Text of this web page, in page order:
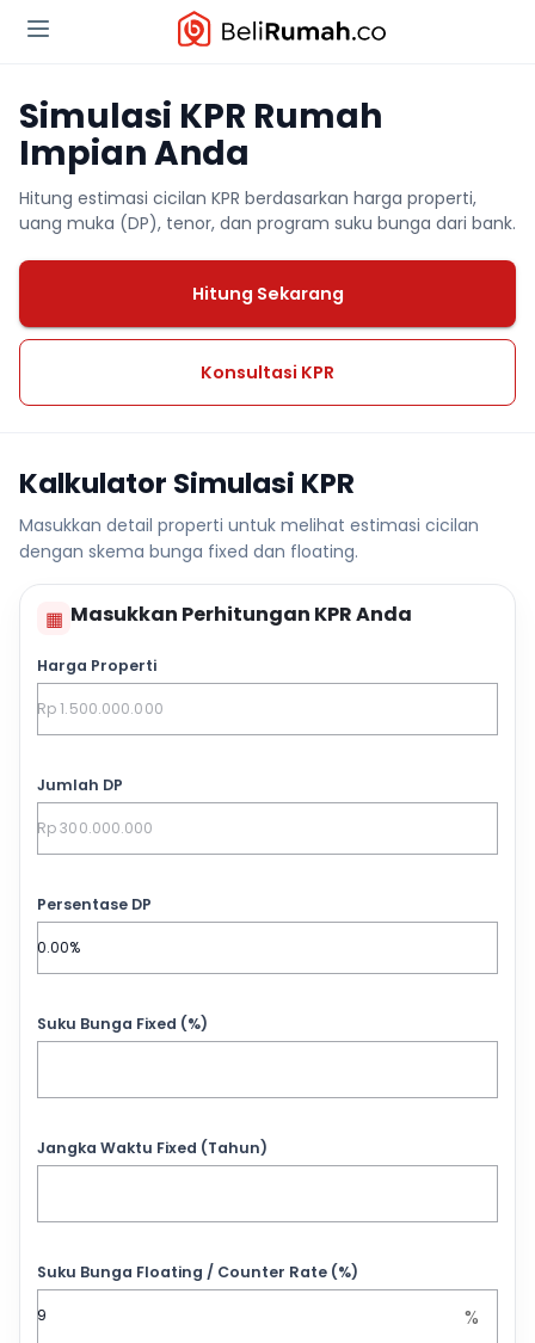
Simulasi KPR Rumah
Impian Anda
Hitung estimasi cicilan KPR berdasarkan harga properti,
uang muka (DP), tenor, dan program suku bunga dari bank.
Hitung Sekarang
Konsultasi KPR
Kalkulator Simulasi KPR
Masukkan detail properti untuk melihat estimasi cicilan
dengan skema bunga fixed dan floating.
▦ Masukkan Perhitungan KPR Anda
Harga Properti
Jumlah DP
Persentase DP
Suku Bunga Fixed (%)
Jangka Waktu Fixed (Tahun)
Suku Bunga Floating / Counter Rate (%)
%